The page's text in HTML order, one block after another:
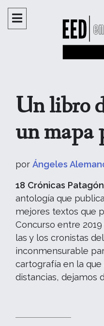
Un libro
un mapa
por Ángeles
18 Crónicas
antología que
mejores textos que
Concurso entre 2019
las y los cronistas
inconmensurable
cartografía en la que
distancias, dejamos